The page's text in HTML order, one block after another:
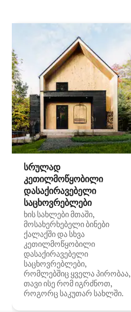
სრულად
კეთილმოწყობილი
დასაქირავებელი
საცხოვრებლები
ხის სახლები მთაში,
მოსახერხებელი ბინები
ქალაქში და სხვა
კეთილმოწყობილი
დასაქირავებელი
საცხოვრებლები,
რომლებშიც ყველა პირობაა,
თავი ისე რომ იგრძნოთ,
როგორც საკუთარ სახლში.